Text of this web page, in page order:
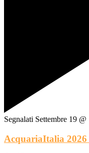
Segnalati Settembre 19 @
AcquariaItalia